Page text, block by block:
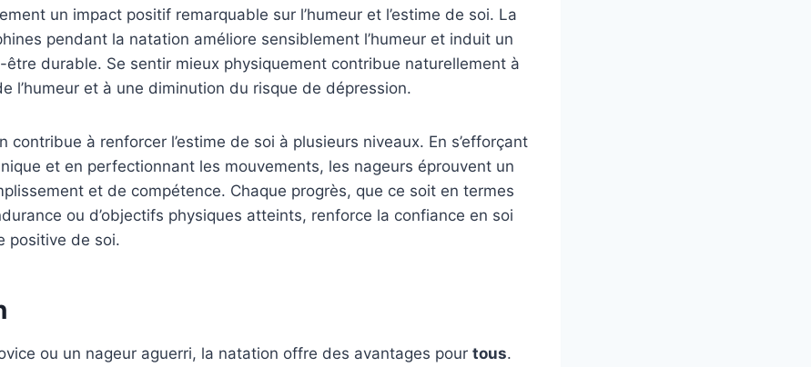
un impact positif remarquable sur l’humeur et l’estime de soi. La
pendant la natation améliore sensiblement l’humeur et induit un
durable. Se sentir mieux physiquement contribue naturellement à
l’humeur et à une diminution du risque de dépression.
contribue à renforcer l’estime de soi à plusieurs niveaux. En s’efforçant
et en perfectionnant les mouvements, les nageurs éprouvent un
et de compétence. Chaque progrès, que ce soit en termes
ou d’objectifs physiques atteints, renforce la confiance en soi
positive de soi.
ou un nageur aguerri, la natation offre des avantages pour tous.